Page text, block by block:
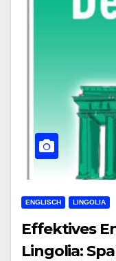
ENGLISCH LINGOLIA
Effektives
Lingolia: